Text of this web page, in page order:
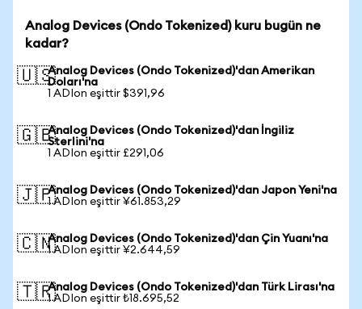
Analog Devices (Ondo Tokenized) kuru bugün ne
kadar?
🇺🇸Analog Devices (Ondo Tokenized)'dan Amerikan
Doları'na
1 ADIon eşittir $391,96
🇬🇧Analog Devices (Ondo Tokenized)'dan İngiliz
Sterlini'na
1 ADIon eşittir £291,06
🇯🇵Analog Devices (Ondo Tokenized)'dan Japon Yeni'na
1 ADIon eşittir ¥61.853,29
🇨🇳Analog Devices (Ondo Tokenized)'dan Çin Yuanı'na
1 ADIon eşittir ¥2.644,59
🇹🇷Analog Devices (Ondo Tokenized)'dan Türk Lirası'na
1 ADIon eşittir ₺18.695,52